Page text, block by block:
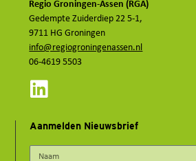
Regio Groningen-Assen (RGA)
Gedempte Zuiderdiep 22 5-1,
9711 HG Groningen
info@regiogroningenassen.nl
06-4619 5503
Aanmelden Nieuwsbrief